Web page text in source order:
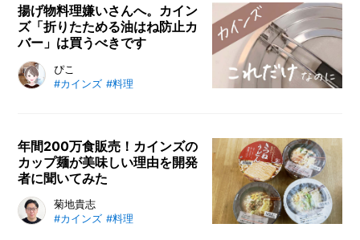
を厳選してお伝えします。素材やサ
イズ感で使い勝手も大きく変わりま
すので、ご参考にしてみてくださ
い。
揚げ物料理嫌いさんへ。カイン
ズ「折りたためる油はね防止カ
バー」は買うべきです
カインズの「折りたためるフライパ
ン油はね防止カバー」はいろいろな
優れもの！揚げ物って油が飛び散っ
て怖いし、掃除も面倒と敬遠してし
まうという方にこそ使ってほしいア
イテムです。
ぴこ
#カインズ #料理
年間200万食販売！カインズの
カップ麺が美味しい理由を開発
者に聞いてみた
カインズで販売しているカップ麺
は、意外にも美味しいと人気の商品
菊地貴志
#カインズ #料理